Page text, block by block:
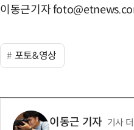
이동근기자
포토&영상
이동근 기자 기사 더